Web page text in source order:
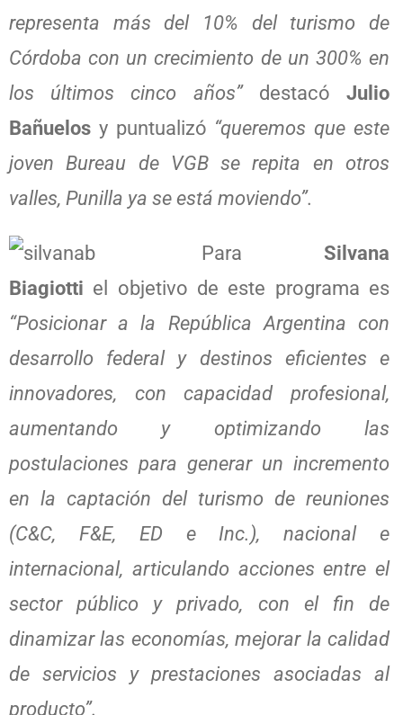
representa más del 10% del turismo de
Córdoba con un crecimiento de un 300% en
los últimos cinco años”destacóJulio
Bañuelos y puntualizó “queremos que este
joven Bureau de VGB se repita en otros
valles, Punilla ya se está moviendo”.
Para Silvana
Biagiotti el objetivo de este programa es
“Posicionar a la República Argentina con
desarrollo federal y destinos eficientes e
innovadores, con capacidad profesional,
aumentando y optimizando las
postulaciones para generar un incremento
en la captación del turismo de reuniones
(C&C, F&E, ED e Inc.), nacional e
internacional, articulando acciones entre el
sector público y privado, con el fin de
dinamizar las economías, mejorar la calidad
de servicios y prestaciones asociadas al
producto”.